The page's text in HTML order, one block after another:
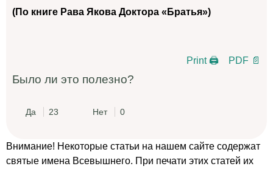
(По книге Рава Якова Доктора « Братья»)
Print 🖨 PDF 📄
Было ли это полезно?
Да 23 Нет 0
Внимание! Некоторые статьи на нашем сайте содержат
святые имена Всевышнего. При печати этих статей их